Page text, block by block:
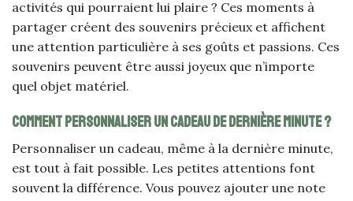
activités qui pourraient lui plaire ? Ces moments à
partager créent des souvenirs précieux et affichent
une attention particulière à ses goûts et passions. Ces
souvenirs peuvent être aussi joyeux que n’importe
quel objet matériel.
Comment personnaliser un cadeau de dernière minute ?
Personnaliser un cadeau, même à la dernière minute,
est tout à fait possible. Les petites attentions font
souvent la différence. Vous pouvez ajouter une note